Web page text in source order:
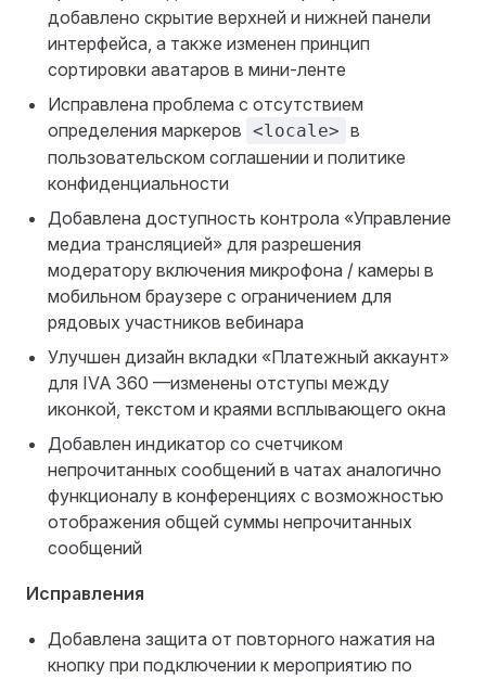
добавлено скрытие верхней и нижней панели
интерфейса, а также изменен принцип
сортировки аватаров в мини-ленте
Исправлена проблема с отсутствием
определения маркеров <locale> в
пользовательском соглашении и политике
конфиденциальности
Добавлена доступность контрола «Управление
медиа трансляцией» для разрешения
модератору включения микрофона / камеры в
мобильном браузере с ограничением для
рядовых участников вебинара
Улучшен дизайн вкладки «Платежный аккаунт»
для IVA 360 —изменены отступы между
иконкой, текстом и краями всплывающего окна
Добавлен индикатор со счетчиком
непрочитанных сообщений в чатах аналогично
функционалу в конференциях с возможностью
отображения общей суммы непрочитанных
сообщений
Исправления
Добавлена защита от повторного нажатия на
кнопку при подключении к мероприятию по